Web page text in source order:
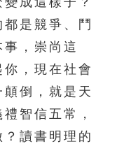
是競爭、鬥
，崇尚這
，現在社會
倒，就是天
智信五常，
讀書明理的